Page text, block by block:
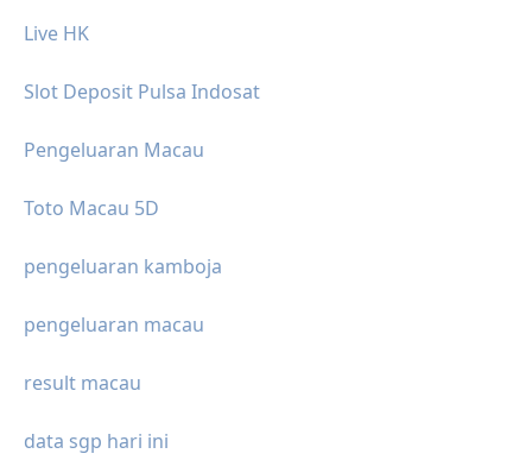
Live HK
Slot Deposit Pulsa Indosat
Pengeluaran Macau
Toto Macau 5D
pengeluaran kamboja
pengeluaran macau
result macau
data sgp hari ini